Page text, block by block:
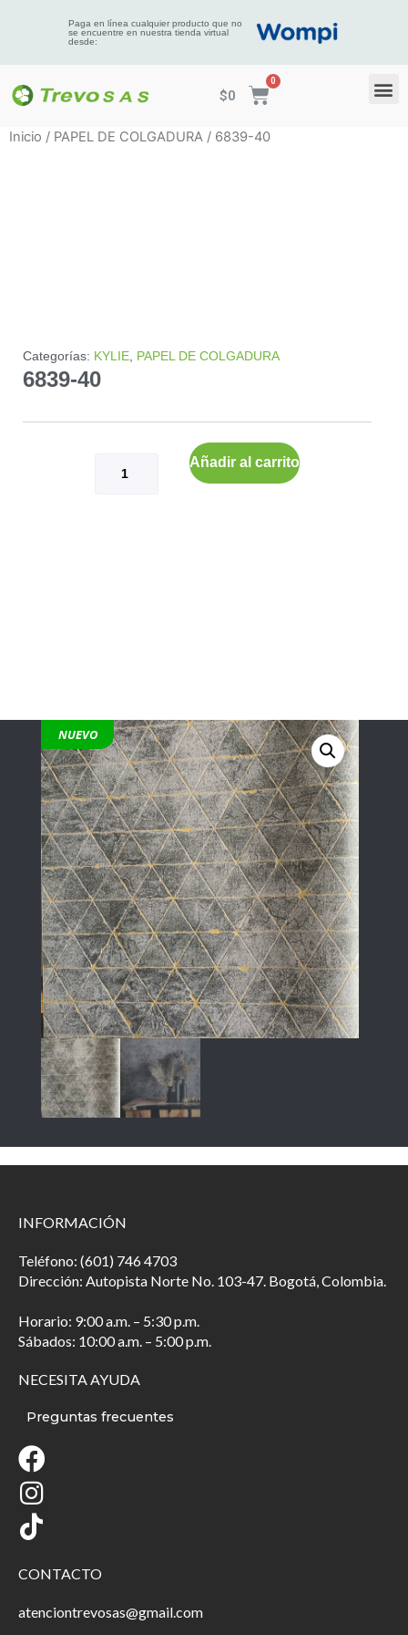
Paga en línea cualquier producto que no
se encuentre en nuestra tienda virtual
desde:
$0
Inicio / PAPEL DE COLGADURA / 6839-40
Categorías: KYLIE PAPEL DE COLGADURA
6839-40
Añadir al carrito
NUEVO
INFORMACIÓN
Teléfono: (601) 746 4703
Dirección: Autopista Norte No. 103-47. Bogotá, Colombia.
Horario: 9:00 a.m. – 5:30 p.m.
Sábados: 10:00 a.m. – 5:00 p.m.
NECESITA AYUDA
Preguntas frecuentes
CONTACTO
atenciontrevosas@gmail.com